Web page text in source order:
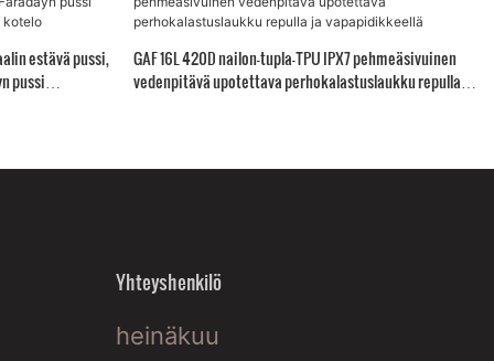
estävä pussi,
pussi
GAF 16L 420D nailon-tupla-TPU IPX7 pehmeäsivuinen
vedenpitävä upotettava perhokalastuslaukku repulla ja
Yhteyshenkilö
heinäkuu